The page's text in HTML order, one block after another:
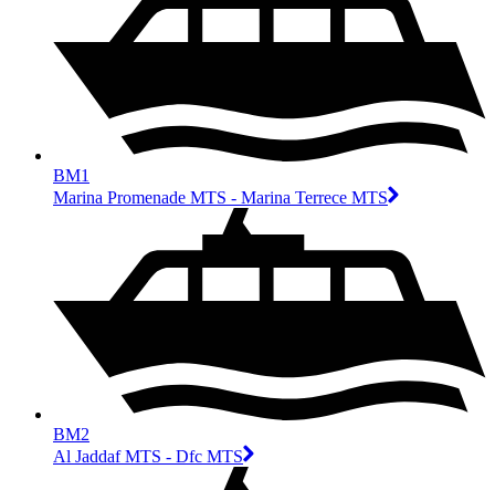
BM1
Marina Promenade MTS - Marina Terrece MTS
BM2
Al Jaddaf MTS - Dfc MTS